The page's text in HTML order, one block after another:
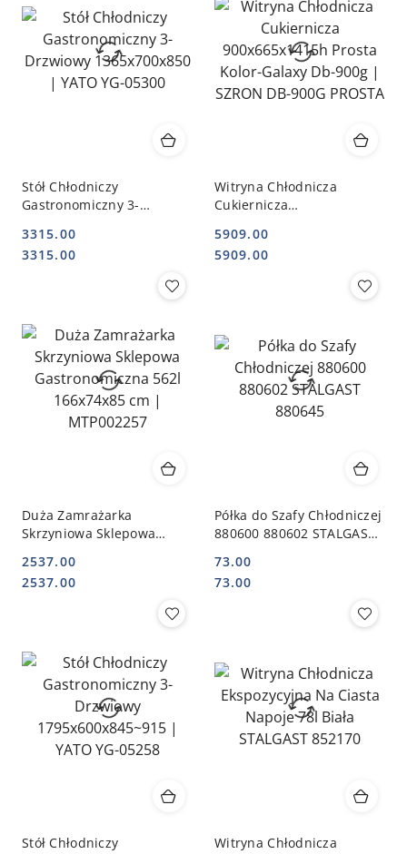
Stół Chłodniczy
Gastronomiczny 3-
YATO YG-05300
Cena:
3315.00
Cena:
3315.00
Witryna Chłodnicza
Cukiernicza
Kolor-Galaxy Db-900g |
SZRON DB-900G PROSTA
Cena:
5909.00
Cena:
5909.00
Duża Zamrażarka
Skrzyniowa Sklepowa
166x74x85 cm |
MTP002257
Cena:
2537.00
Cena:
2537.00
Półka do Szafy Chłodniczej
880600 880602 STALGAST
Cena:
73.00
Cena:
73.00
Stół Chłodniczy
Witryna Chłodnicza